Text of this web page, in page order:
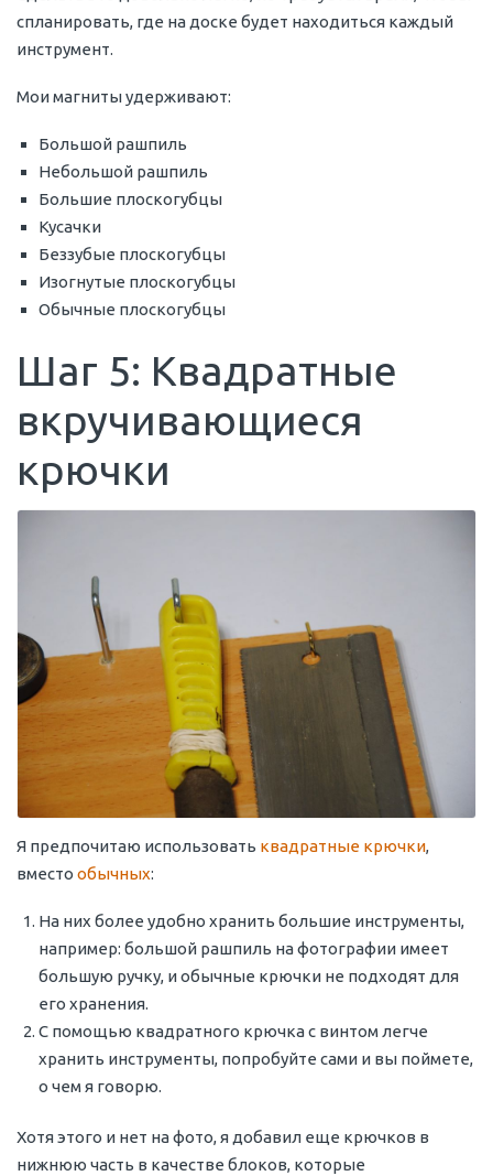
спланировать, где на доске будет находиться каждый
инструмент.
Мои магниты удерживают:
Большой рашпиль
Небольшой рашпиль
Большие плоскогубцы
Кусачки
Беззубые плоскогубцы
Изогнутые плоскогубцы
Обычные плоскогубцы
Шаг 5: Квадратные
вкручивающиеся
крючки
Я предпочитаю использовать квадратные крючки,
вместо обычных:
На них более удобно хранить большие инструменты,
например: большой рашпиль на фотографии имеет
большую ручку, и обычные крючки не подходят для
его хранения.
С помощью квадратного крючка с винтом легче
хранить инструменты, попробуйте сами и вы поймете,
о чем я говорю.
Хотя этого и нет на фото, я добавил еще крючков в
нижнюю часть в качестве блоков, которые